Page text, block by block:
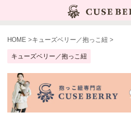
HOME >キューズベリー／抱っこ紐 >
キューズベリー／抱っこ紐